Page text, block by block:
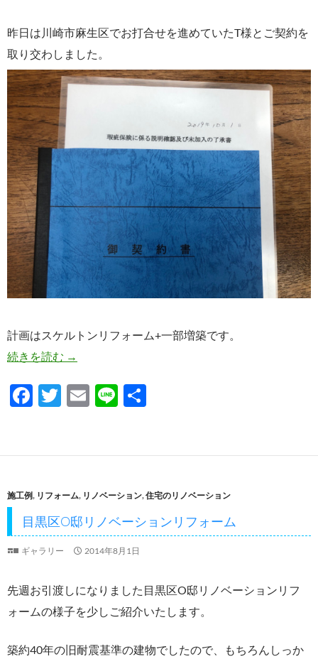
昨日は川崎市麻生区でお打合せを進めていたT様とご契約を
取り交わしました。
計画はスケルトンリフォーム+一部増築です。
続きを読む 麻生区T邸スケルトンリフォーム御契約！
→
F
b
o
o
k
T
er
E
Li
施工例, リフォーム, リノベーション,住宅のリノベーション
目黒区O邸リノベーションリフォーム
ギャラリー 2014年8月1日
先週お引渡しになりました目黒区O邸リノベーションリフ
ォームの様子を少しご紹介いたします。
築約40年の旧耐震基準の建物でしたので、もちろんしっか